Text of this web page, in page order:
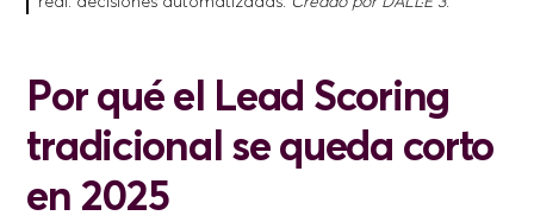
Por qué el Lead Scoring
tradicional se queda corto
en 2025